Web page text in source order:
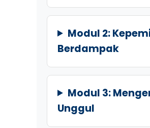
Modul 2:
Berdampak
Modul 3:
Unggul